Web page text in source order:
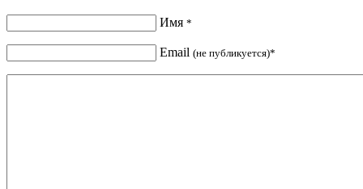
Имя *
Email (не публикуется)*